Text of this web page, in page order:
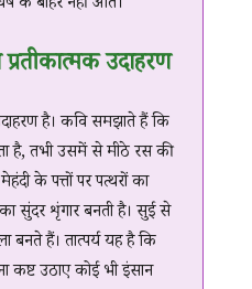
के बाहर नहीं आते।
उदाहरण
है। कवि समझाते हैं कि
है, तभी उसमें से मीठे रस की
के पत्तों पर पत्थरों का
का सुंदर शृंगार बनती है। सुई से
बनते हैं। तात्पर्य यह है कि
कष्ट उठाए कोई भी इंसान